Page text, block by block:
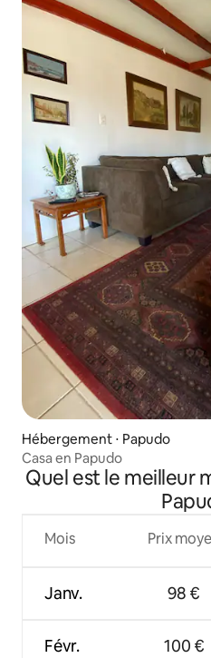
Hébergement ⋅ Papudo
Casa en Papudo
Quel est le meilleur
Mois
Janv.
Févr.
Prix
98 €
100 €